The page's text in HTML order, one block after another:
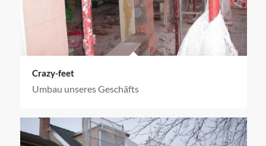
Crazy-feet
Umbau unseres Geschäfts